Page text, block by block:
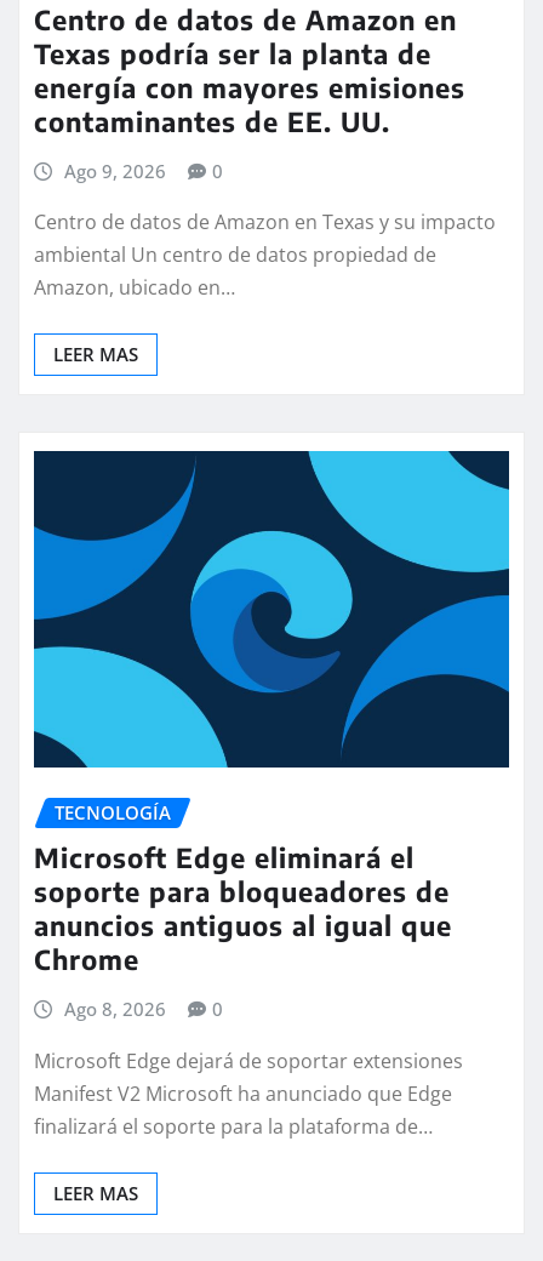
Centro de datos de Amazon en
Texas podría ser la planta de
energía con mayores emisiones
contaminantes de EE. UU.
Ago 9, 2026 0
Centro de datos de Amazon en Texas y su impacto
ambiental Un centro de datos propiedad de
Amazon, ubicado en…
LEER MAS
TECNOLOGÍA
Microsoft Edge eliminará el
soporte para bloqueadores de
anuncios antiguos al igual que
Chrome
Ago 8, 2026 0
Microsoft Edge dejará de soportar extensiones
Manifest V2 Microsoft ha anunciado que Edge
finalizará el soporte para la plataforma de…
LEER MAS